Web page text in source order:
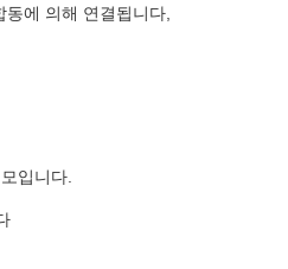
에 의해 연결됩니다,
입니다.